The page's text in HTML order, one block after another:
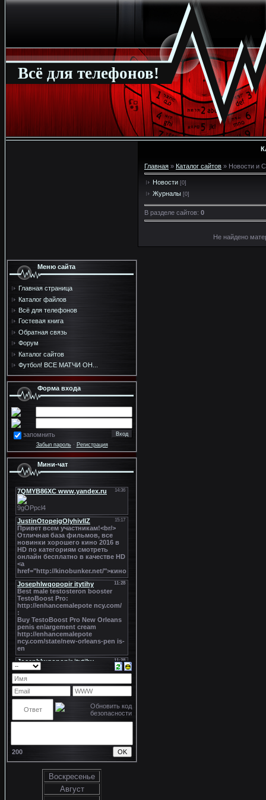
Всё для телефонов!
Меню сайта
Главная страница
Каталог файлов
Всё для телефонов
Гостевая книга
Обратная связь
Форум
Каталог сайтов
Футбол! ВСЕ МАТЧИ ОН...
Форма входа
запомнить
Забыл пароль· Регистрация
Мини-чат
200
Воскресенье
Август
Главная » Каталог сайтов » Новости и
Новости [0]
Журналы [0]
В разделе сайтов: 0
Не найдено